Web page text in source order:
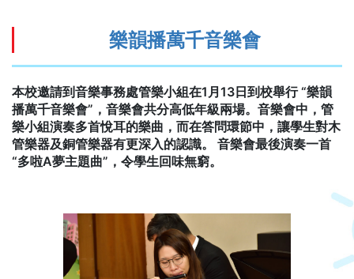
樂韻播萬千音樂會
本校邀請到音樂事務處管樂小組在1月13日到校舉行 “樂韻
播萬千音樂會”，音樂會共分高低年級兩場。音樂會中，管
樂小組演奏多首悅耳的樂曲，而在答問環節中，讓學生對木
管樂器及銅管樂器有更深入的認識。 音樂會最後演奏一首
“多啦A夢主題曲”，令學生回味無窮。